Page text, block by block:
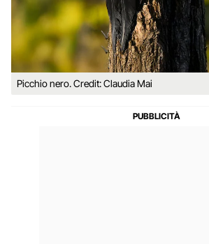
Picchio nero. Credit: Claudia Mai